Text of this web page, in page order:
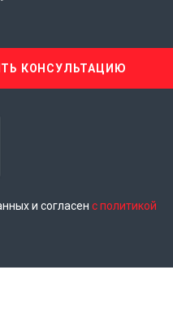
КОНСУЛЬТАЦИЮ
и согласен с политикой